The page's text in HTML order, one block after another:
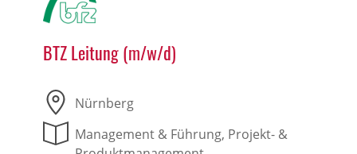
BTZ Leitung (m/w/d)
Nürnberg
Management & Führung, Projekt- &